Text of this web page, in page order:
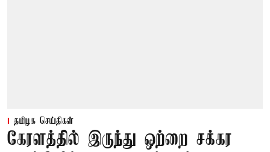
தமிழக செய்திகள்
கேரளத்தில் இருந்து ஒற்றை சக்கர